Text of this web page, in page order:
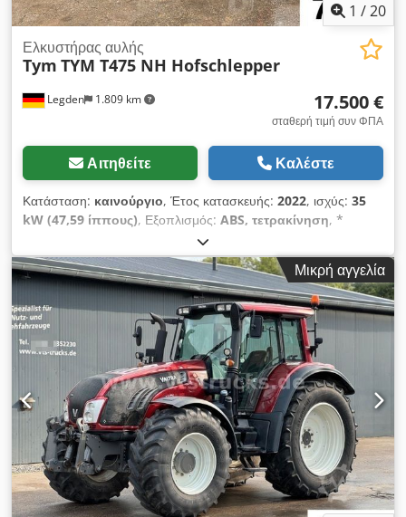
Cedpfxezdmt Aj Ahtorf
1 /20
Legden 1.809 km
Ελκυστήρας αυλής
Tym TYM T475 NH Hofschlepper
17.500 €
σταθερή τιμή συν ΦΠΑ
Αιτηθείτε Καλέστε
Κατάσταση: καινούργιο, Έτος κατασκευής: 2022, ισχύς: 35
kW (47,59 ίππους), Εξοπλισμός: ABS, τετρακίνηση, *
Τετρακίνηση * Υδραυλικά * PTO (παραλαβή ισχύος) * Άγκιστρο
ρυμούλκησης * Αναδιπλούμενη μπάρα προστασίας
ανατροπής ----* Διάσταση ελαστικών εμπρός: 27x10.50-15
Codswuzbrspfx Ahterf * Διάσταση ελαστικών πίσω: 12.5-20
* Μεταξόνιο: 1750 mm * Βάρος χωρίς φορτίο: 1490 kg ----
Αριθμός οχήματος: 7334 -----Επιφυλάξεις για σφάλματα και
ενδιάμεση πώληση Υποστήριξη μέσω WhatsApp διαθέσιμη!
Για ερωτήσεις σχετικά με το όχημα ή για περισσότερες
πληροφορίες, επικοινωνήστε μαζί μας άνετα μέσω WhatsApp
Whatsapp Whatsapp
Μικρή αγγελία